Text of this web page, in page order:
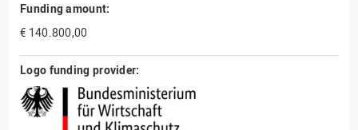
Funding amount:
€ 140.800,00
Logo funding provider: